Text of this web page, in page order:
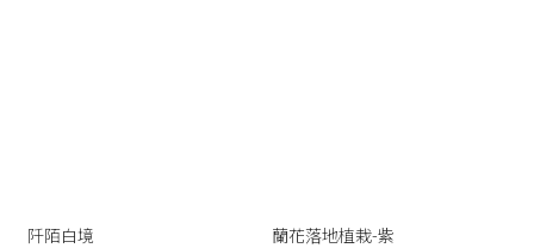
阡陌白境 蘭花落地植栽-紫